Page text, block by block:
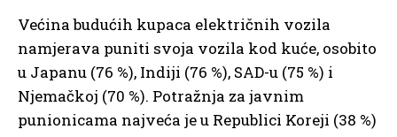
Većina budućih kupaca električnih vozila
namjerava puniti svoja vozila kod kuće, osobito
u Japanu (76 %), Indiji (76 %), SAD-u (75 %) i
Njemačkoj (70 %). Potražnja za javnim
punionicama najveća je u Republici Koreji (38 %)